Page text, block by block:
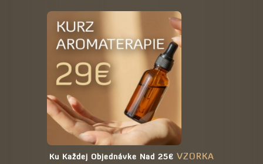
Ku Každej Objednávke Nad 25€ VZORKA